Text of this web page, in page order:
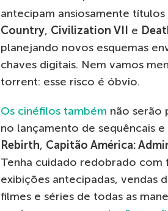
antecipam ansiosamente
Country, Civilization VII e
planejando novos esquemas
chaves digitais. Nem vamos
torrent: esse risco é óbvio.
Os cinéfilos também não serão
no lançamento de sequêncais
Rebirth, Capitão América:
Tenha cuidado redobrado
exibições antecipadas, vendas
filmes e séries de todas as